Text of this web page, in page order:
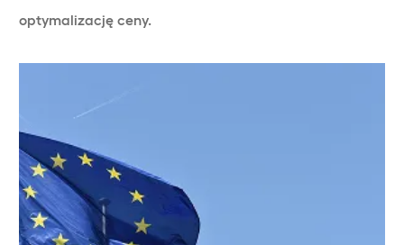
optymalizację ceny.